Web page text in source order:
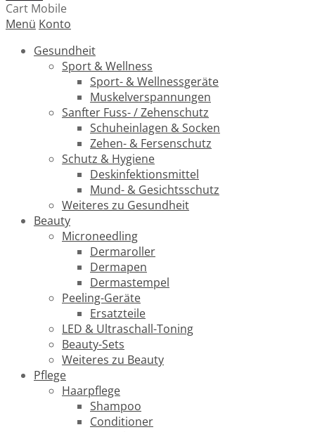
Cart Mobile
Menü Konto
Gesundheit
Sport & Wellness
Sport- & Wellnessgeräte
Muskelverspannungen
Sanfter Fuss- / Zehenschutz
Schuheinlagen & Socken
Zehen- & Fersenschutz
Schutz & Hygiene
Deskinfektionsmittel
Mund- & Gesichtsschutz
Weiteres zu Gesundheit
Beauty
Microneedling
Dermaroller
Dermapen
Dermastempel
Peeling-Geräte
Ersatzteile
LED & Ultraschall-Toning
Beauty-Sets
Weiteres zu Beauty
Pflege
Haarpflege
Shampoo
Conditioner